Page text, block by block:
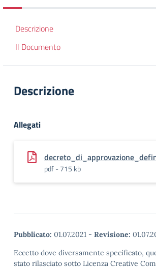
Descrizione
Il Documento
Descrizione
Allegati
pdf - 715 kb
Pubblicato: 01.07.2021 - Revisione:
Eccetto dove diversamente specificato,
stato rilasciato sotto Licenza Creative